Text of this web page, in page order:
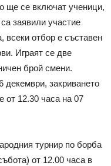
ще се включат ученици,
заявили участие
всеки отбор е съставен
Играят се две
брой смени.
декември, закриването
от 12.30 часа на 07
турнир по борба
от 12.00 часа в